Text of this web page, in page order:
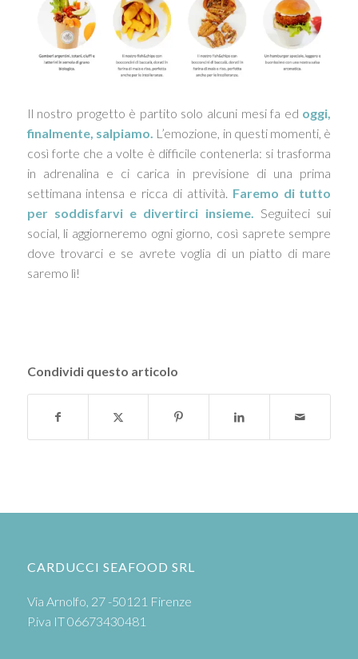
Il nostro progetto è partito solo alcuni mesi fa ed oggi,
finalmente, salpiamo. L’emozione, in questi momenti, è
così forte che a volte è difficile contenerla: si trasforma
in adrenalina e ci carica in previsione di una prima
settimana intensa e ricca di attività. Faremo di tutto
per soddisfarvi e divertirci insieme.
Seguiteci sui
social, li aggiorneremo ogni giorno, così saprete sempre
dove trovarci e se avrete voglia di un piatto di mare
saremo lì!
Condividi questo articolo
CARDUCCI SEAFOOD SRL
Via Arnolfo, 27 -50121 Firenze
P.iva IT 06673430481